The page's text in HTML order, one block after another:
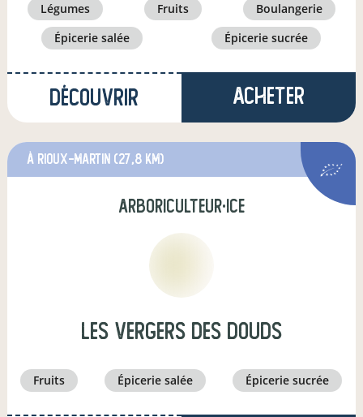
légumes fruits
boulangerie
épicerie salée
épicerie sucrée
Découvrir Acheter
à Rioux-Martin (27,8 km)
arboriculteur·ice
Les Vergers des DOUDS
fruits épicerie salée épicerie sucrée